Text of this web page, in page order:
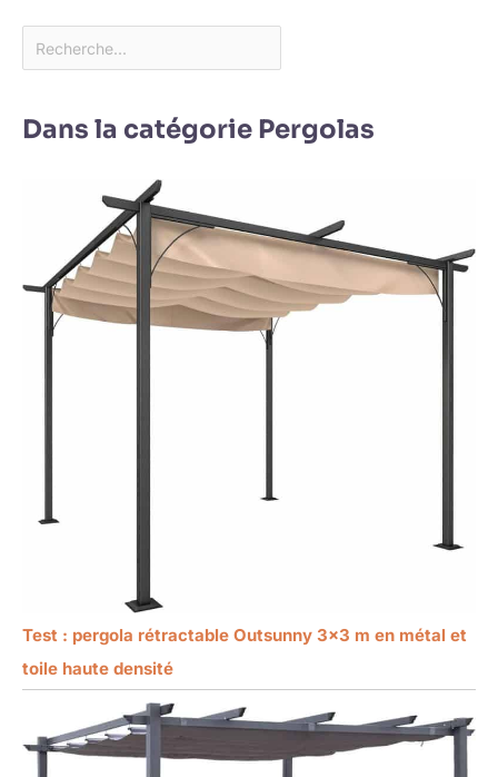
Dans la catégorie Pergolas
Test : pergola rétractable Outsunny 3×3 m en métal et
toile haute densité